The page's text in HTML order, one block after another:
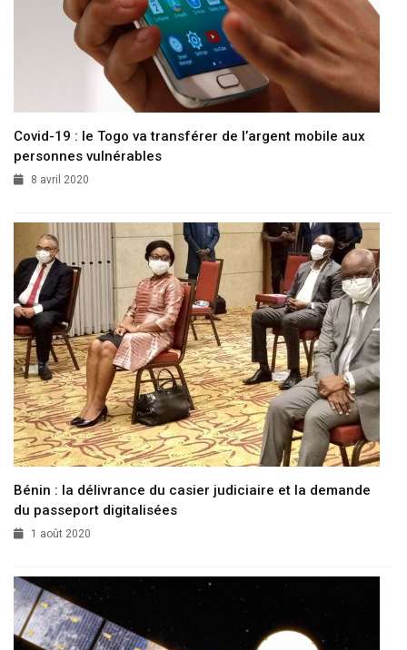
Covid-19 : le Togo va transférer de l’argent mobile aux
personnes vulnérables
8 avril 2020
Bénin : la délivrance du casier judiciaire et la demande
du passeport digitalisées
1 août 2020